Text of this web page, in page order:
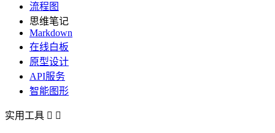
流程图
思维笔记
Markdown
在线白板
原型设计
API服务
智能图形
实用工具  